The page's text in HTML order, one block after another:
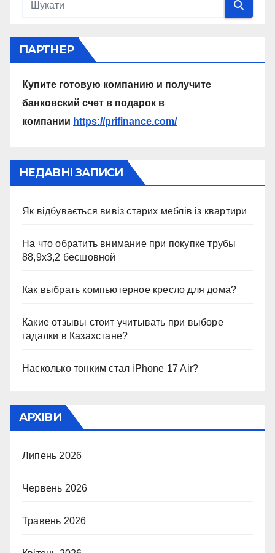
ПАРТНЕР
Купите готовую компанию и получите
банковский счет в подарок в
компании https://prifinance.com/
НЕДАВНІ ЗАПИСИ
Як відбувається вивіз старих меблів із квартири
На что обратить внимание при покупке трубы
88,9х3,2 бесшовной
Как выбрать компьютерное кресло для дома?
Какие отзывы стоит учитывать при выборе
гадалки в Казахстане?
Насколько тонким стал iPhone 17 Air?
АРХІВИ
Липень 2026
Червень 2026
Травень 2026